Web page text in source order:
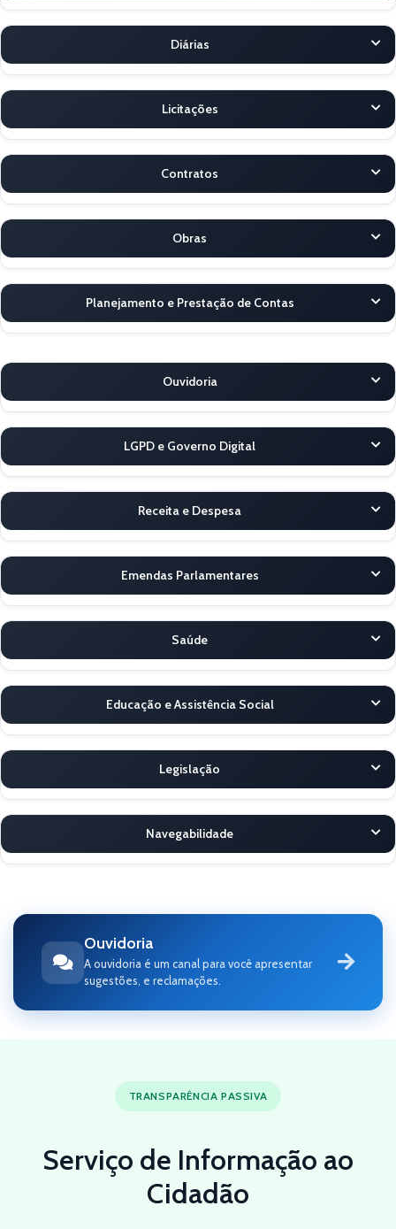
Diárias
Licitações
Contratos
Obras
Planejamento e Prestação de Contas
Ouvidoria
LGPD e Governo Digital
Receita e Despesa
Emendas Parlamentares
Saúde
Educação e Assistência Social
Legislação
Navegabilidade
Ouvidoria
A ouvidoria é um canal para você apresentar
sugestões, e reclamações.
TRANSPARÊNCIA PASSIVA
Serviço de Informação ao
Cidadão